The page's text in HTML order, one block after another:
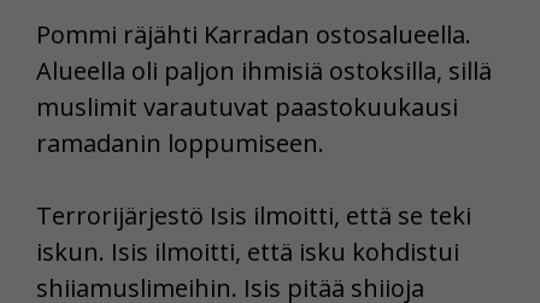
Pommi räjähti Karradan ostosalueella.
Alueella oli paljon ihmisiä ostoksilla, sillä
muslimit varautuvat paastokuukausi
ramadanin loppumiseen.
Terrorijärjestö Isis ilmoitti, että se teki
iskun. Isis ilmoitti, että isku kohdistui
shiiamuslimeihin. Isis pitää shiioja